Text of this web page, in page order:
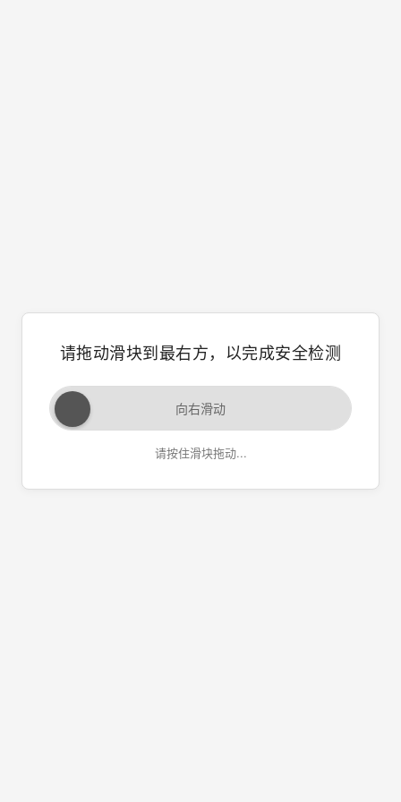
请拖动滑块到最右方，以完成安全检测
向右滑动
请按住滑块拖动...